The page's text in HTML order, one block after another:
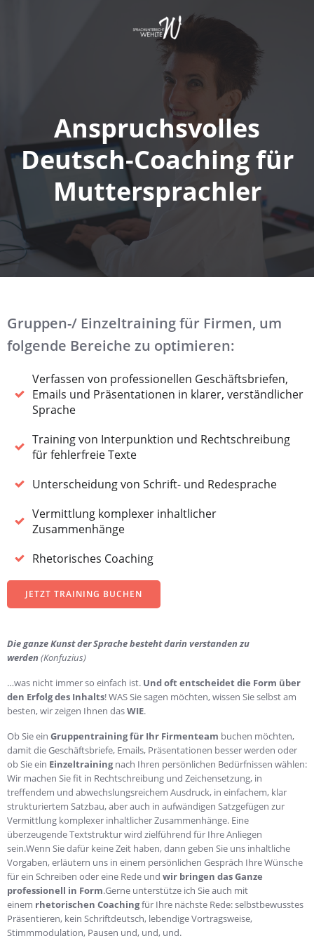
zum
Inhalt
Anspruchsvolles
Deutsch-Coaching für
Muttersprachler
Gruppen-/ Einzeltraining für Firmen, um
folgende Bereiche zu optimieren:
Verfassen von professionellen Geschäftsbriefen,
Emails und Präsentationen in klarer, verständlicher
Sprache
Training von Interpunktion und Rechtschreibung
für fehlerfreie Texte
Unterscheidung von Schrift- und Redesprache
Vermittlung komplexer inhaltlicher
Zusammenhänge
Rhetorisches Coaching
JETZT TRAINING BUCHEN
Die ganze Kunst der Sprache besteht darin verstanden zu
werden (Konfuzius)
…was nicht immer so einfach ist. Und oft entscheidet die Form über
den Erfolg des Inhalts! WAS Sie sagen möchten, wissen Sie selbst am
besten, wir zeigen Ihnen dasWIE.
Ob Sie ein Gruppentraining für Ihr Firmenteam buchen möchten,
damit die Geschäftsbriefe, Emails, Präsentationen besser werden oder
ob Sie ein Einzeltrainingnach Ihren persönlichen Bedürfnissen wählen:
Wir machen Sie fit in Rechtschreibung und Zeichensetzung, in
treffendem und abwechslungsreichem Ausdruck, in einfachem, klar
strukturiertem Satzbau, aber auch in aufwändigen Satzgefügen zur
Vermittlung komplexer inhaltlicher Zusammenhänge. Eine
überzeugende Textstruktur wird zielführend für Ihre Anliegen
sein.Wenn Sie dafür keine Zeit haben, dann geben Sie uns inhaltliche
Vorgaben, erläutern uns in einem persönlichen Gespräch Ihre Wünsche
für ein Schreiben oder eine Rede und wir bringen das Ganze
professionell in Form.Gerne unterstütze ich Sie auch mit
einem rhetorischen Coachingfür Ihre nächste Rede: selbstbewusstes
Präsentieren, kein Schriftdeutsch, lebendige Vortragsweise,
Stimmmodulation, Pausen und, und, und.